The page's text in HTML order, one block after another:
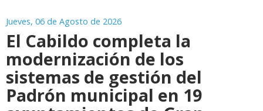
Jueves, 06 de Agosto de 2026
El Cabildo completa la
modernización de los
sistemas de gestión del
Padrón municipal en 19